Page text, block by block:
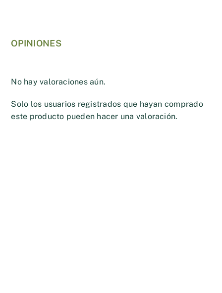
OPINIONES
No hay valoraciones aún.
Solo los usuarios registrados que hayan comprado
este producto pueden hacer una valoración.